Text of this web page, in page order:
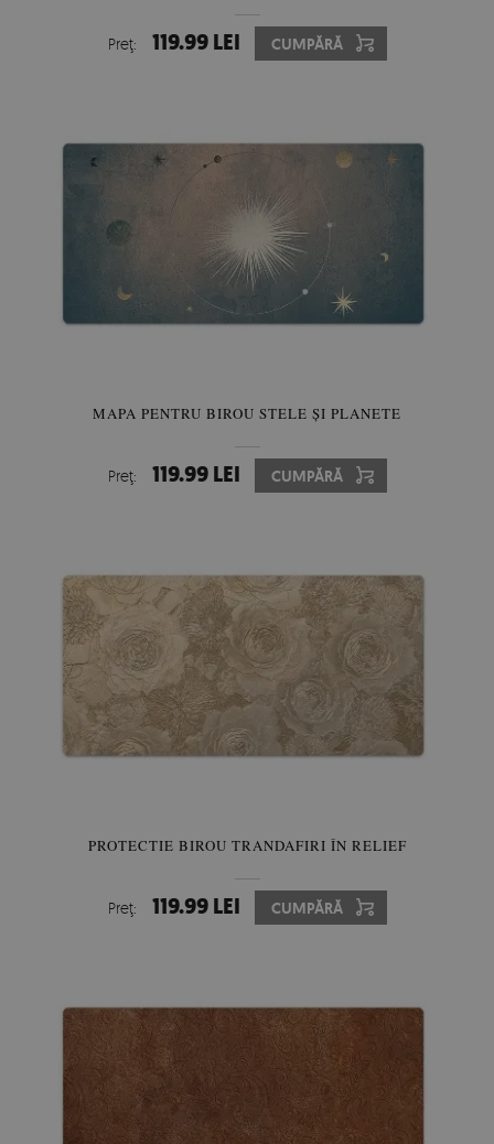
Preţ: 119.99 LEI CUMPĂRĂ
MAPA PENTRU BIROU STELE ȘI PLANETE
Preţ: 119.99 LEI CUMPĂRĂ
PROTECTIE BIROU TRANDAFIRI ÎN RELIEF
Preţ: 119.99 LEI CUMPĂRĂ